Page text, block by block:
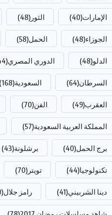
الإمارات(40) الثور (48)
الجوزاء(48) الحمل(58)
الدلو(48) الدوري المصري(44)
السرطان(64) السعودية(168)
العقرب(49) الفن(70)
المملكة العربية السعودية(57)
برج الحمل(40) برشلونة(43)
تكنولوجيا(44) تويتر (70)
دينا الشربيني(41) رامز جلال(40)